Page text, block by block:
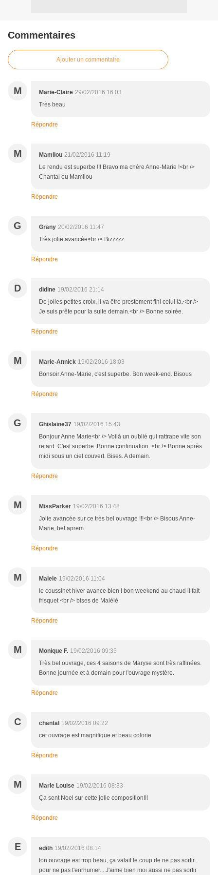
Commentaires
Ajouter un commentaire
M Marie-Claire 29/02/2016 16:03
Très beau
Répondre
M Mamilou 21/02/2016 11:19
Le rendu est superbe !!! Bravo ma chère Anne-Marie !<br />
Chantal ou Mamilou
Répondre
G Grany 20/02/2016 11:47
Très jolie avancée<br /> Bizzzzz
Répondre
D didine 19/02/2016 21:14
De jolies petites croix, il va être prestement fini celui là.<br />
Je suis prête pour la suite demain.<br /> Bonne soirée.
Répondre
M Marie-Annick 19/02/2016 18:03
Bonsoir Anne-Marie, c'est superbe. Bon week-end. Bisous
Répondre
G Ghislaine37 19/02/2016 15:43
Bonjour Anne Marie<br /> Voilà un oublié qui rattrape vite son
retard. C'est superbe. Bonne continuation. <br /> Bonne après
midi sous un ciel couvert. Bises. A demain.
Répondre
M MissParker 19/02/2016 13:48
Jolie avancée sur ce très bel ouvrage !!!<br /> Bisous Anne-
Marie, bel aprem
Répondre
M Malele 19/02/2016 11:04
le coussinet hiver avance bien ! bon weekend au chaud il fait
frisquet <br /> bises de Malélé
Répondre
M Monique F. 19/02/2016 09:35
Très bel ouvrage, ces 4 saisons de Maryse sont très raffinées.
Bonne journée et à demain pour l'ouvrage mystère.
Répondre
C chantal 19/02/2016 09:22
cet ouvrage est magnifique et beau colorie
Répondre
M Marie Louise 19/02/2016 08:33
Ça sent Noel sur cette jolie composition!!!
Répondre
E edith 19/02/2016 08:14
ton ouvrage est trop beau, ça valait le coup de ne pas sortir...
pour ne pas t'enrhumer... J'aime bien moi aussi ne pas sortir